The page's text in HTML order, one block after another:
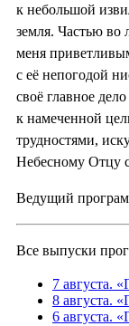
к небольшой
земля. Частью во
меня
с её непогодой
своё главное
к намеченной
трудностями,
Небесному Отцу
Ведущий
Все выпуски
7 августа.
8 августа.
6 августа.